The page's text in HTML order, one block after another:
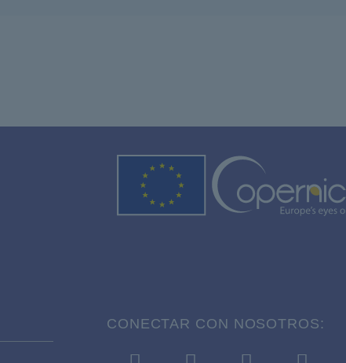
CONECTAR CON NOSOTROS: